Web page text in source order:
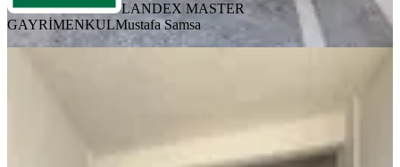
LANDEX MASTER
GAYRİMENKULMustafa Samsa
1 Oda
Düz Giriş (Zemin)·21.04.2026